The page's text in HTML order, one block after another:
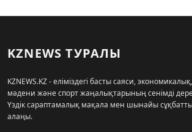
KZNEWS ТУРАЛЫ
KZNEWS.KZ - еліміздегі басты саяси, экономикалық,
мәдени және спорт жаңалықтарының сенімді
Үздік сараптамалық мақала мен шынайы
алаңы.